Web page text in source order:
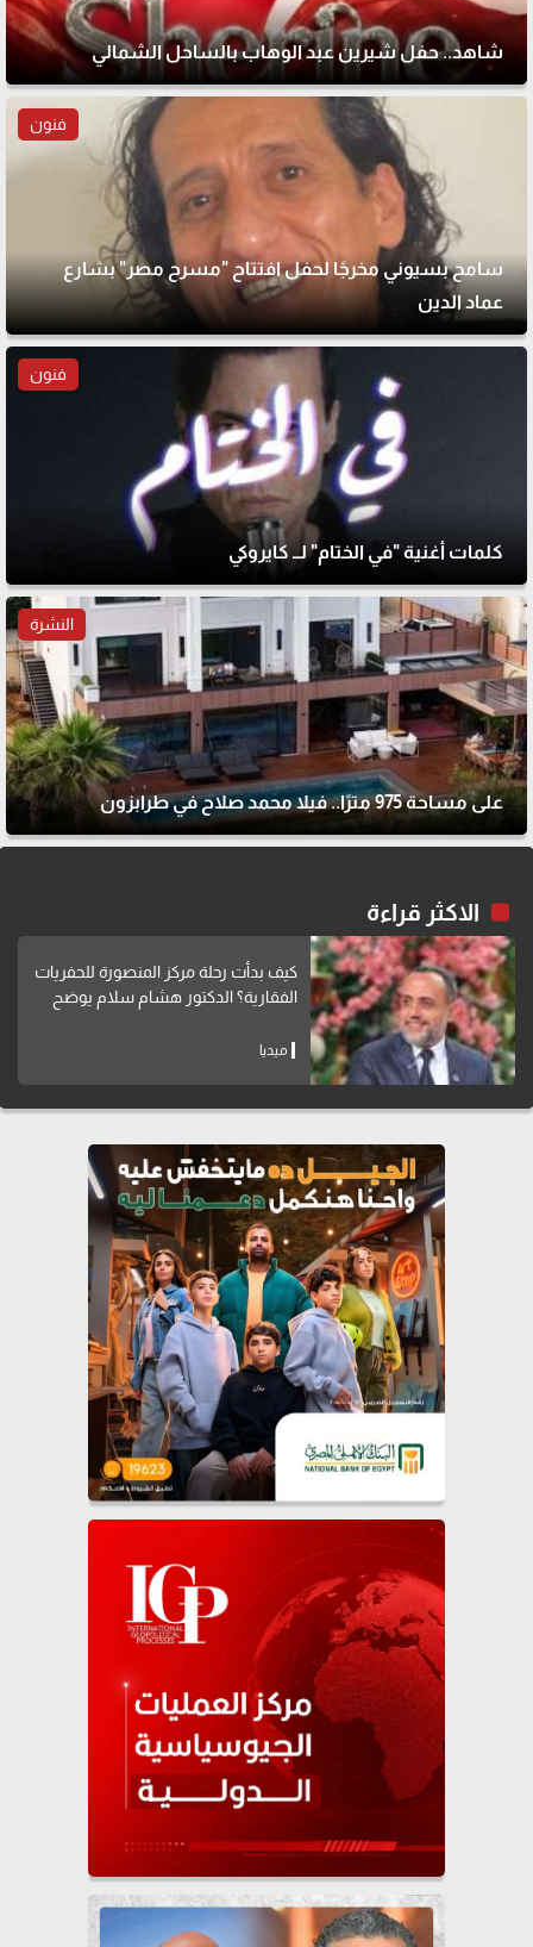
شاهد.. حفل شيرين عبد الوهاب بالساحل الشمالي
فنون
سامح بسيوني مخرجًا لحفل افتتاح "مسرح مصر" بشارع
عماد الدين
فنون
كلمات أغنية "في الختام" لــ كايروكي
النشرة
على مساحة 975 مترًا.. فيلا محمد صلاح في طرابزون
الاكثر قراءة
كيف بدأت رحلة مركز المنصورة للحفريات
الفقارية؟ الدكتور هشام سلام يوضح
ميديا